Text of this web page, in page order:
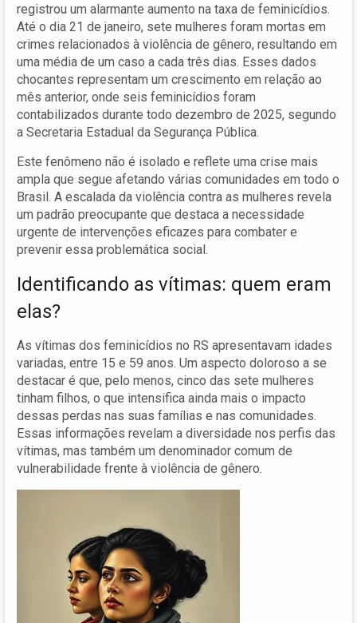
registrou um alarmante aumento na taxa de feminicídios.
Até o dia 21 de janeiro, sete mulheres foram mortas em
crimes relacionados à violência de gênero, resultando em
uma média de um caso a cada três dias. Esses dados
chocantes representam um crescimento em relação ao
mês anterior, onde seis feminicídios foram
contabilizados durante todo dezembro de 2025, segundo
a Secretaria Estadual da Segurança Pública.
Este fenômeno não é isolado e reflete uma crise mais
ampla que segue afetando várias comunidades em todo o
Brasil. A escalada da violência contra as mulheres revela
um padrão preocupante que destaca a necessidade
urgente de intervenções eficazes para combater e
prevenir essa problemática social.
Identificando as vítimas: quem eram
elas?
As vítimas dos feminicídios no RS apresentavam idades
variadas, entre 15 e 59 anos. Um aspecto doloroso a se
destacar é que, pelo menos, cinco das sete mulheres
tinham filhos, o que intensifica ainda mais o impacto
dessas perdas nas suas famílias e nas comunidades.
Essas informações revelam a diversidade nos perfis das
vítimas, mas também um denominador comum de
vulnerabilidade frente à violência de gênero.